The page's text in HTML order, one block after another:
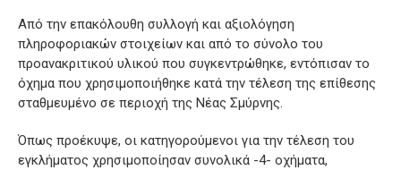
Από την επακόλουθη συλλογή και αξιολόγηση
πληροφοριακών στοιχείων και από το σύνολο του
προανακριτικού υλικού που συγκεντρώθηκε, εντόπισαν το
όχημα που χρησιμοποιήθηκε κατά την τέλεση της επίθεσης
σταθμευμένο σε περιοχή της Νέας Σμύρνης.
Όπως προέκυψε, οι κατηγορούμενοι για την τέλεση του
εγκλήματος χρησιμοποίησαν συνολικά -4- οχήματα,